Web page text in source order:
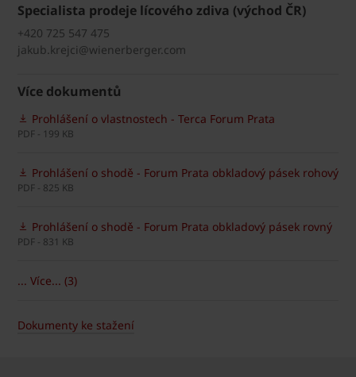
Specialista prodeje lícového zdiva (východ ČR)
+420 725 547 475
jakub.krejci@wienerberger.com
Více dokumentů
Prohlášení o vlastnostech - Terca Forum Prata
PDF - 199 KB
Prohlášení o shodě - Forum Prata obkladový pásek rohový
PDF - 825 KB
Prohlášení o shodě - Forum Prata obkladový pásek rovný
PDF - 831 KB
... Více... (3)
Dokumenty ke stažení